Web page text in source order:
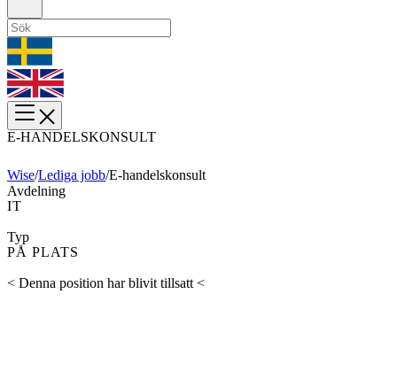
E-HANDELSKONSULT
Wise/Lediga jobb/E-handelskonsult
Avdelning
IT
Typ
PÅ PLATS
< Denna position har blivit tillsatt <